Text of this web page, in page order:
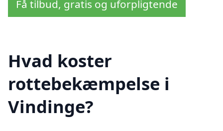
Få tilbud, gratis og uforpligtende
Hvad koster
rottebekæmpelse i
Vindinge?